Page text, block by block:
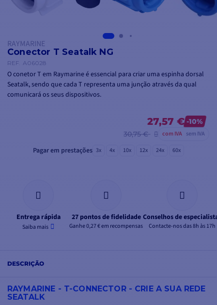
RAYMARINE
Conector T Seatalk NG
REF. A06028
O conetor T em Raymarine é essencial para criar uma espinha dorsal
Seatalk, sendo que cada T representa uma junção através da qual
comunicará os seus dispositivos.
27,57 € -10%
30,75 €
com IVA sem IVA
Pagar em prestações 3x 4x 10x 12x 24x 60x
Entrega rápida
Saiba mais
27 pontos de fidelidade
Ganhe 0,27 € em recompensas
Conselhos de
Contacte-nos das 8h às 17h
DESCRIÇÃO
RAYMARINE - T-CONNECTOR - CRIE A SUA REDE
SEATALK